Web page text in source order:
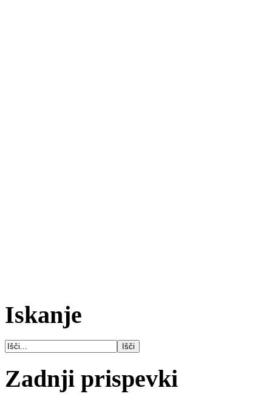
Iskanje
Zadnji prispevki